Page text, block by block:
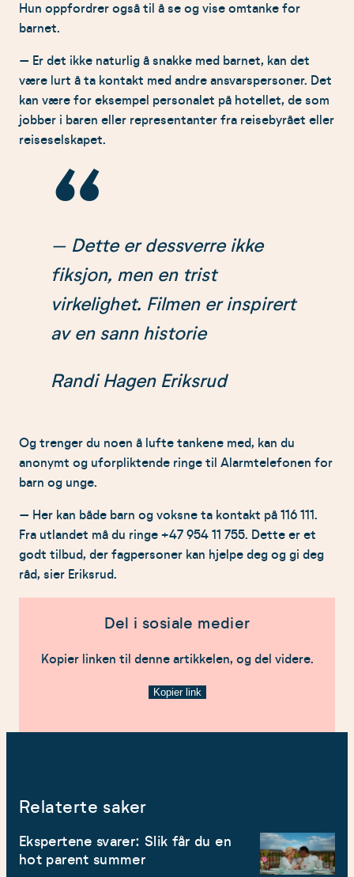
Hun oppfordrer også til å se og vise omtanke for
barnet.
– Er det ikke naturlig å snakke med barnet, kan det
være lurt å ta kontakt med andre ansvarspersoner. Det
kan være for eksempel personalet på hotellet, de som
jobber i baren eller representanter fra reisebyrået eller
reiseselskapet.
– Dette er dessverre ikke
fiksjon, men en trist
virkelighet. Filmen er inspirert
av en sann historie
Randi Hagen Eriksrud
Og trenger du noen å lufte tankene med, kan du
anonymt og uforpliktende ringe til Alarmtelefonen for
barn og unge.
– Her kan både barn og voksne ta kontakt på 116 111.
Fra utlandet må du ringe +47 954 11 755. Dette er et
godt tilbud, der fagpersoner kan hjelpe deg og gi deg
råd, sier Eriksrud.
Del i sosiale medier
Kopier linken til denne artikkelen, og del videre.
Kopier link
Relaterte saker
Ekspertene svarer: Slik får du en
hot parent summer